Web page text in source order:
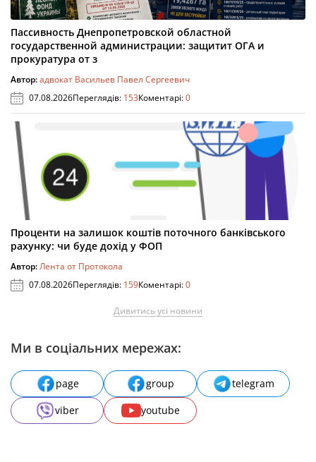
Пассивность Днепропетровской областной
государственной администрации: защитит ОГА и
прокуратура от з
Автор:адвокат Васильев Павел Сергеевич
07.08.2026Переглядів: 153Коментарі:0
Проценти на залишок коштів поточного банківського
рахунку: чи буде дохід у ФОП
Автор:Лента от Протокола
07.08.2026Переглядів: 159Коментарі:0
Дивитись усі новини
Ми в соціальних мережах:
page group
telegram
viber
youtube